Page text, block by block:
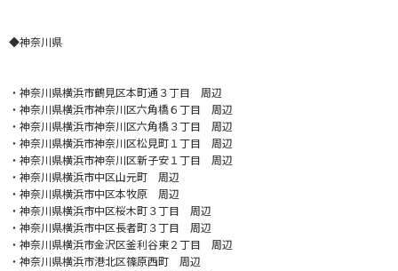
◆神奈川県
・ 神奈川県横浜市鶴見区本町通３丁目 周辺
・神奈川県横浜市神奈川区六角橋６丁目 周辺
・神奈川県横浜市神奈川区六角橋３丁目 周辺
・神奈川県横浜市神奈川区松見町１丁目 周辺
・神奈川県横浜市神奈川区新子安１丁目 周辺
・神奈川県横浜市中区山元町 周辺
・神奈川県横浜市中区本牧原 周辺
・神奈川県横浜市中区桜木町３丁目 周辺
・神奈川県横浜市中区長者町３丁目 周辺
・神奈川県横浜市金沢区釜利谷東２丁目 周辺
・神奈川県横浜市港北区篠原西町 周辺